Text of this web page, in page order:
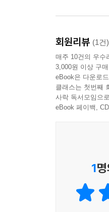
회원리뷰 (1건)
매주 10건의 우수
3,000원 이상 구
eBook은 다운로
클래스는 첫번째
사락 독서모임으
eBook 페이백,
1